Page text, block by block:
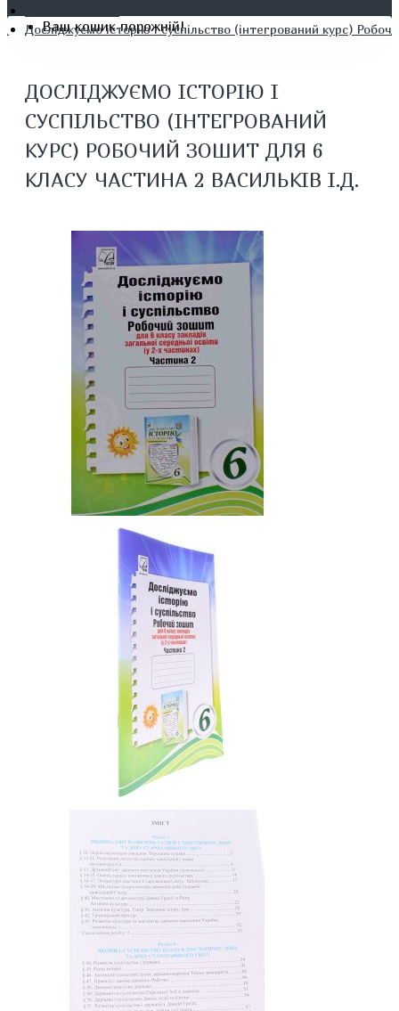
Ваш кошик порожній!
Досліджуємо історію і суспільство (інтегрований курс)
ДОСЛІДЖУЄМО ІСТОРІЮ І
СУСПІЛЬСТВО (ІНТЕГРОВАНИЙ
КУРС) РОБОЧИЙ ЗОШИТ ДЛЯ 6
КЛАСУ ЧАСТИНА 2 ВАСИЛЬКІВ І.Д.